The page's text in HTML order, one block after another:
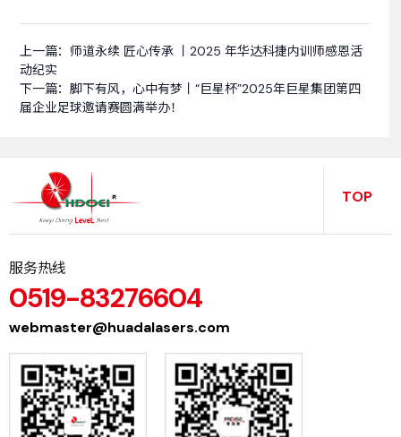
上一篇： 师道永续 匠心传承 丨2025 年华达科捷内训师感恩活
动纪实
下一篇： 脚下有风，心中有梦丨“巨星杯”2025年巨星集团第四
届企业足球邀请赛圆满举办！
TOP
服务热线
0519-83276604
webmaster@huadalasers.com